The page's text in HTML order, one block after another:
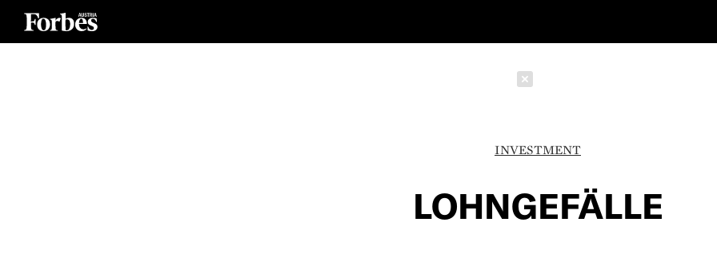
INVESTMENT
LOHNGEFÄLLE